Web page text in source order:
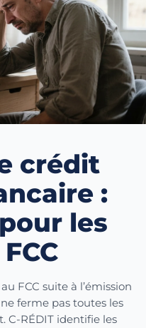
crédit
:
les
FCC
FCC suite à l’émission
ferme pas toutes les
C-RÉDIT identifie les